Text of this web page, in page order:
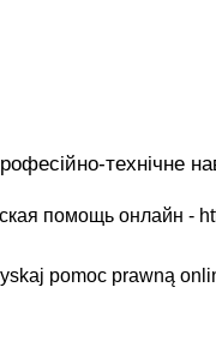
технічне
помощь онлайн -
pomoc prawną